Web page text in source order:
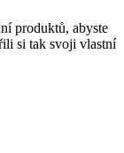
produktů, abyste
si tak svoji vlastní